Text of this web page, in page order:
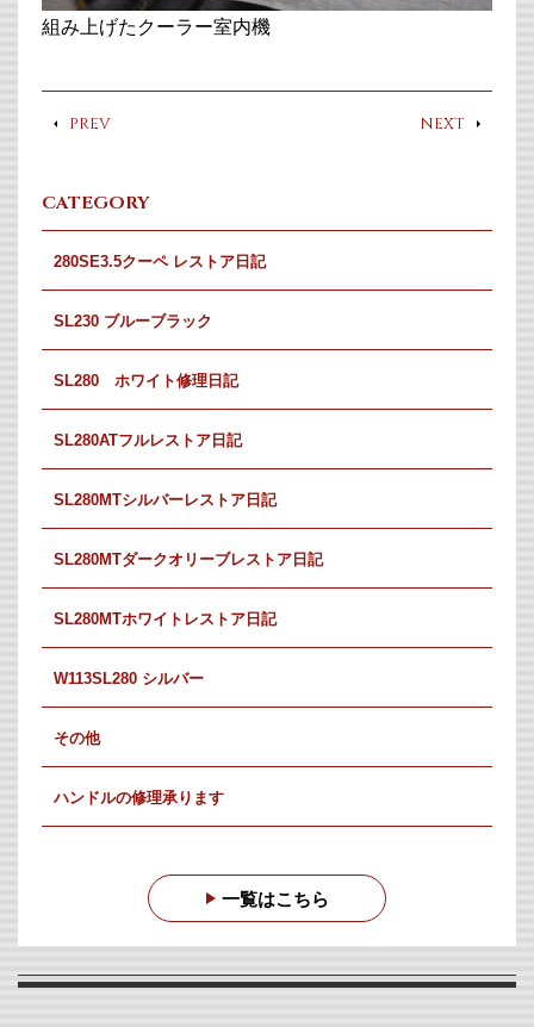
組み上げたクーラー室内機
PREV NEXT
CATEGORY
280SE3.5クーペ レストア日記
SL230 ブルーブラック
SL280 ホワイト修理日記
SL280ATフルレストア日記
SL280MTシルバーレストア日記
SL280MTダークオリーブレストア日記
SL280MTホワイトレストア日記
W113SL280 シルバー
その他
ハンドルの修理承ります
一覧はこちら